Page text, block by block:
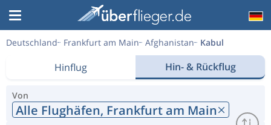
Deutschland Frankfurt am Main Afghanistan Kabul
Hinflug Hin- & Rückflug
Von
Alle Flughäfen, Frankfurt am Main